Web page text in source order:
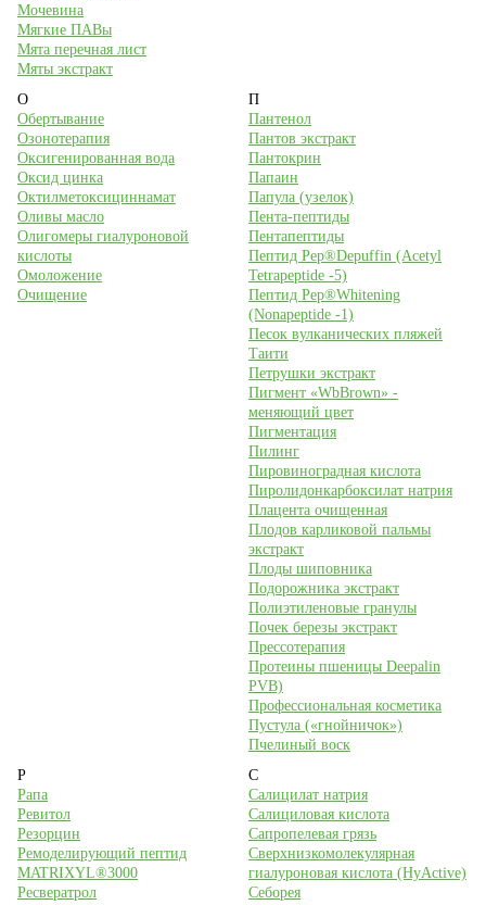
Мочевина
Мягкие ПАВы
Мята перечная лист
Мяты экстракт
О
Обертывание
Озонотерапия
Оксигенированная вода
Оксид цинка
Октилметоксициннамат
Оливы масло
Олигомеры гиалуроновой
кислоты
Омоложение
Очищение
П
Пантенол
Пантов экстракт
Пантокрин
Папаин
Папула (узелок)
Пента-пептиды
Пентапептиды
Пептид Pep®Depuffin (Acetyl
Tetrapeptide -5)
Пептид Pep®Whitening
(Nonapeptide -1)
Песок вулканических пляжей
Таити
Петрушки экстракт
Пигмент «WbBrown» -
меняющий цвет
Пигментация
Пилинг
Пировиноградная кислота
Пиролидонкарбоксилат натрия
Плацента очищенная
Плодов карликовой пальмы
экстракт
Плоды шиповника
Подорожника экстракт
Полиэтиленовые гранулы
Почек березы экстракт
Прессотерапия
Протеины пшеницы Deepalin
PVB)
Профессиональная косметика
Пустула («гнойничок»)
Пчелиный воск
Р
Рапа
Ревитол
Резорцин
Ремоделирующий пептид
MATRIXYL®3000
Ресвератрол
С
Салицилат натрия
Салициловая кислота
Сапропелевая грязь
Сверхнизкомолекулярная
гиалуроновая кислота (HyActive)
Себорея